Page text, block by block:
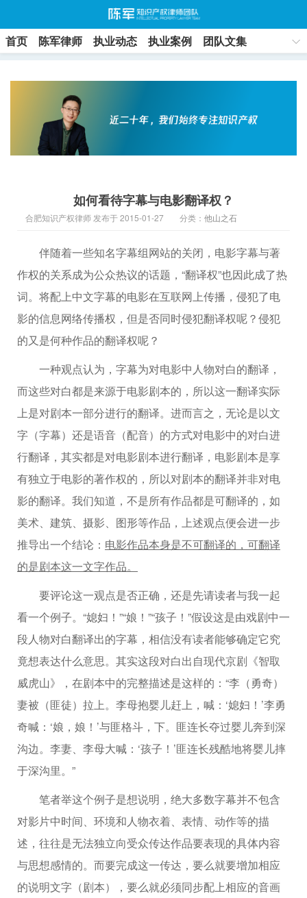
首页 陈军律师 执业动态 执业案例
团队文集
如何看待字幕与电影翻译权？
合肥知识产权律师 发布于 2015-01-27 分类： 他山之石
伴随着一些知名字幕组网站的关闭，电影字幕与著
作权的关系成为公众热议的话题，“翻译权”也因此成了热
词。将配上中文字幕的电影在互联网上传播，侵犯了电
影的信息网络传播权，但是否同时侵犯翻译权呢？侵犯
的又是何种作品的翻译权呢？
一种观点认为，字幕为对电影中人物对白的翻译，
而这些对白都是来源于电影剧本的，所以这一翻译实际
上是对剧本一部分进行的翻译。进而言之，无论是以文
字（字幕）还是语音（配音）的方式对电影中的对白进
行翻译，其实都是对电影剧本进行翻译，电影剧本是享
有独立于电影的著作权的，所以对剧本的翻译并非对电
影的翻译。我们知道，不是所有作品都是可翻译的，如
美术、建筑、摄影、图形等作品，上述观点便会进一步
推导出一个结论： 电影作品本身是不可翻译的，可翻译
的是剧本这一文字作品。
要评论这一观点是否正确，还是先请读者与我一起
看一个例子。“媳妇！”“娘！”“孩子！”假设这是由戏剧中一
段人物对白翻译出的字幕，相信没有读者能够确定它究
竟想表达什么意思。其实这段对白出自现代京剧《智取
威虎山》，在剧本中的完整描述是这样的：“李（勇奇）
妻被（匪徒）拉上。李母抱婴儿赶上，喊：‘媳妇！’李勇
奇喊：‘娘，娘！’与匪格斗，下。匪连长夺过婴儿奔到深
沟边。李妻、李母大喊：‘孩子！’匪连长残酷地将婴儿摔
于深沟里。”
笔者举这个例子是想说明，绝大多数字幕并不包含
对影片中时间、环境和人物衣着、表情、动作等的描
述，往往是无法独立向受众传达作品要表现的具体内容
与思想感情的。而要完成这一传达，要么就要增加相应
的说明文字（剧本），要么就必须同步配上相应的音画